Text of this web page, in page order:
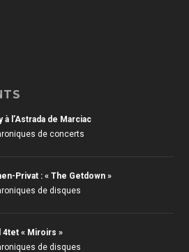
à l’Astrada de Marciac
de concerts
Privat : « The Getdown »
de disques
4tet « Miroirs »
de disques